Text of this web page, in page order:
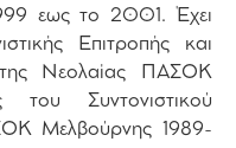
εως το 2001. Έχει
Επιτροπής και
Νεολαίας ΠΑΣΟΚ
Συντονιστικού
Μελβούρνης 1989-